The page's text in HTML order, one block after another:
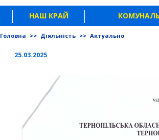
НАШ КРАЙ
Головна >> Діяльність >> Актуально
25.03.2025